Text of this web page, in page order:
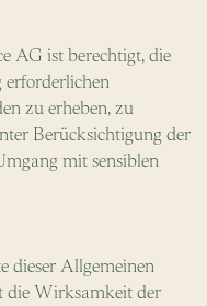
AG ist berechtigt, die
erforderlichen
zu erheben, zu
Berücksichtigung der
mit sensiblen
dieser Allgemeinen
die Wirksamkeit der